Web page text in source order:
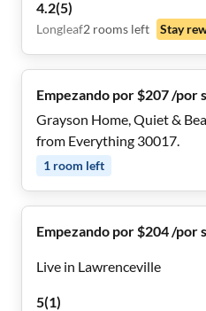
4.2(5)
Longleaf2 rooms left Stay
Empezando por $207 /por
Grayson Home, Quiet &
from Everything 30017.
1 room left
Empezando por $204 /por
Live in Lawrenceville
5(1)